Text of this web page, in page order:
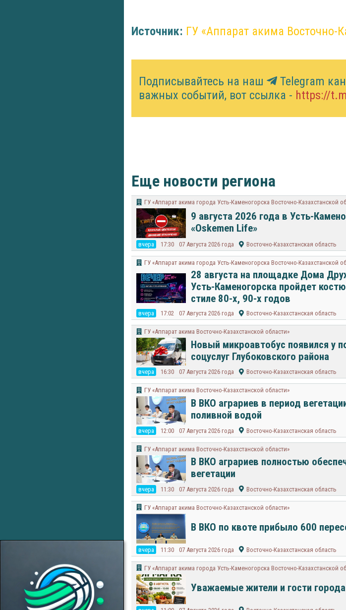
Источник: ГУ «Аппарат акима Восточно-
Подписывайтесь на наш
Telegram
важных событий, вот ссылка - https://
Еще новости региона
ГУ «Аппарат акима города Усть-Каменогорска Восточно-Казахстанской
9 августа 2026 года в Усть-
«Oskemen Life»
вчера 17:30 07 Августа 2026 года Восточно-Казахстанская область
ГУ «Аппарат акима города Усть-Каменогорска Восточно-Казахстанской
28 августа на площадке Дома
Усть-Каменогорска пройдет
стиле 80-х, 90-х годов
вчера 17:02 07 Августа 2026 года Восточно-Казахстанская область
ГУ «Аппарат акима Восточно-Казахстанской области»
Новый микроавтобус появился у
соцуслуг Глубоковского района
вчера 16:30 07 Августа 2026 года Восточно-Казахстанская область
ГУ «Аппарат акима Восточно-Казахстанской области»
В ВКО аграриев в период
поливной водой
вчера 12:00 07 Августа 2026 года Восточно-Казахстанская область
ГУ «Аппарат акима Восточно-Казахстанской области»
В ВКО аграриев полностью
вегетации
вчера 11:30 07 Августа 2026 года Восточно-Казахстанская область
ГУ «Аппарат акима Восточно-Казахстанской области»
В ВКО по квоте прибыло 600
вчера 11:30 07 Августа 2026 года Восточно-Казахстанская область
ГУ «Аппарат акима города Усть-Каменогорска Восточно-Казахстанской
Уважаемые жители и гости